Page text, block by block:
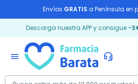
Envíos GRATIS a Península en
Descarga nuestra APP y consigue -
menu